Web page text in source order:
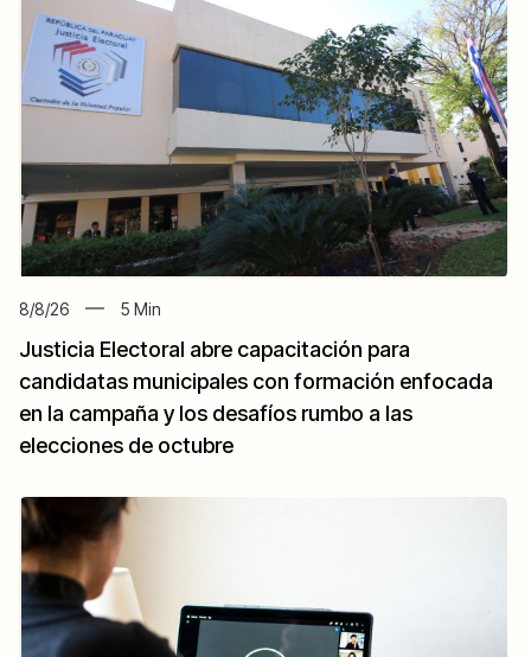
8/8/26 5 Min
Justicia Electoral abre capacitación para
candidatas municipales con formación enfocada
en la campaña y los desafíos rumbo a las
elecciones de octubre